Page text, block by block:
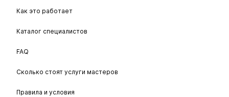
Как это работает
Каталог специалистов
FAQ
Сколько стоят услуги мастеров
Правила и условия